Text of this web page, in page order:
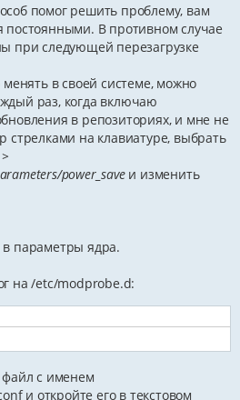
помог решить проблему, вам
постоянными. В противном случае
при следующей перезагрузке
в своей системе, можно
раз, когда включаю
в репозиториях, и мне не
стрелками на клавиатуре, выбрать
power_saveи изменить
параметры ядра.
на /etc/modprobe.d:
с именем
и откройте его в текстовом